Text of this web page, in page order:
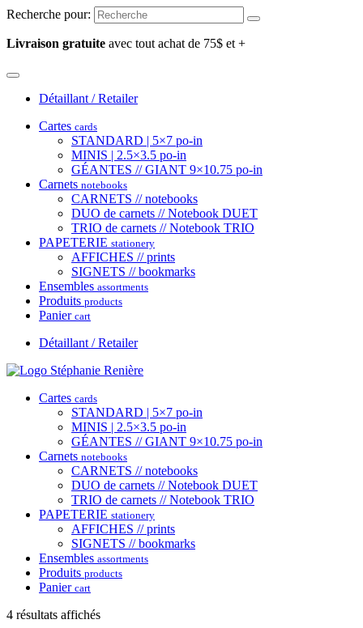
Recherche pour:
Livraison gratuite avec tout achat de 75$ et +
Détaillant / Retailer
Cartes cards
STANDARD | 5×7 po-in
MINIS | 2.5×3.5 po-in
GÉANTES // GIANT 9×10.75 po-in
Carnets notebooks
CARNETS // notebooks
DUO de carnets // Notebook DUET
TRIO de carnets // Notebook TRIO
PAPETERIE stationery
AFFICHES // prints
SIGNETS // bookmarks
Ensembles assortments
Produits products
Panier cart
Détaillant / Retailer
Cartes cards
STANDARD | 5×7 po-in
MINIS | 2.5×3.5 po-in
GÉANTES // GIANT 9×10.75 po-in
Carnets notebooks
CARNETS // notebooks
DUO de carnets // Notebook DUET
TRIO de carnets // Notebook TRIO
PAPETERIE stationery
AFFICHES // prints
SIGNETS // bookmarks
Ensembles assortments
Produits products
Panier cart
4 résultats affichés